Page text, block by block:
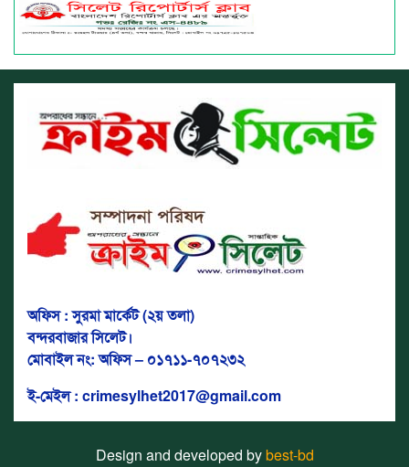
অফিস : সুরমা মার্কেট (২য় তলা)
বন্দরবাজার সিলেট।
মোবাইল নং: অফিস – ০১৭১১-৭০৭২৩২
ই-মেইল : crimesylhet2017@gmail.com
Design and developed bybest-bd